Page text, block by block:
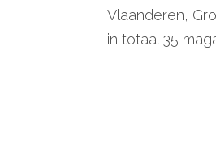
Vlaanderen,
in totaal 35